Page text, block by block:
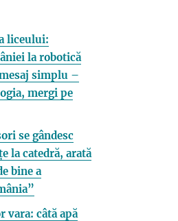
liceului:
la robotică
simplu –
mergi pe
se gândesc
la catedră, arată
bine a
vara: câtă apă